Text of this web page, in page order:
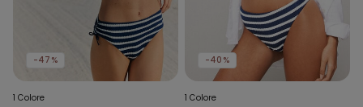
-47%
1 Colore
-40%
1 Colore